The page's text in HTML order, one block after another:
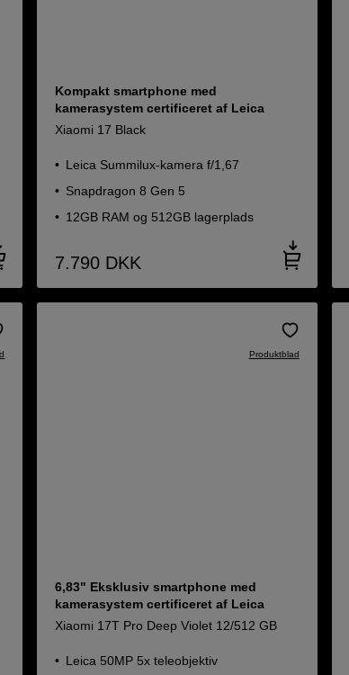
Kompakt smartphone med
kamerasystem certificeret af Leica
Xiaomi 17 Black
Leica Summilux-kamera f/1,67
Snapdragon 8 Gen 5
12GB RAM og 512GB lagerplads
7.790 DKK
Produktblad
6,83" Eksklusiv smartphone med
kamerasystem certificeret af Leica
Xiaomi 17T Pro Deep Violet 12/512 GB
Leica 50MP 5x teleobjektiv